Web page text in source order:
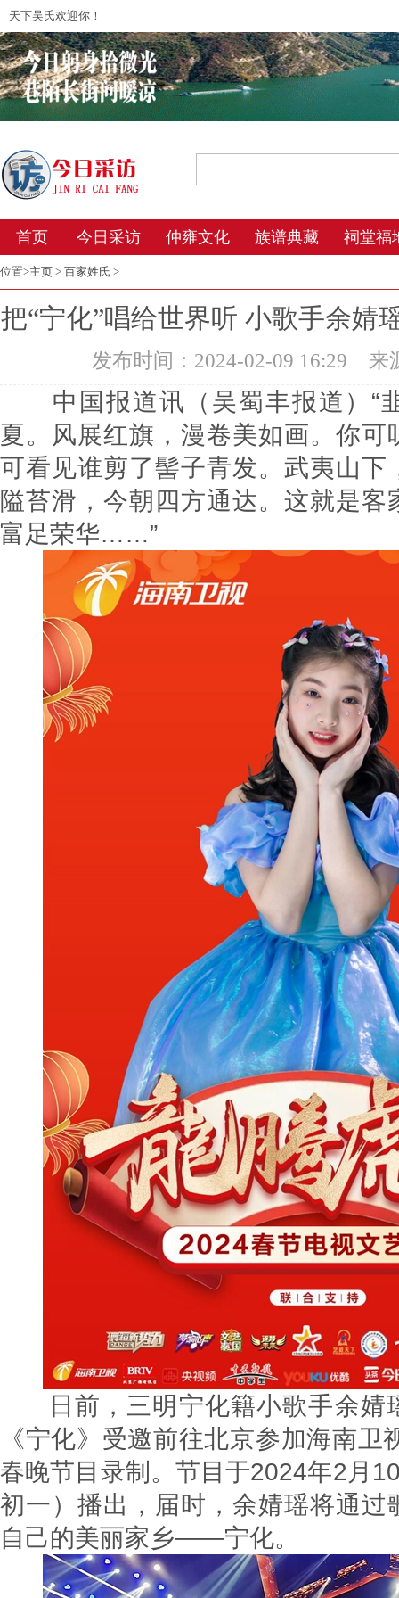
天下吴氏欢迎你！
2026年8月8日 15:13 星期六 农历丙午年(马
首页 今日采访 仲雍文化 族谱典藏 祠堂福
位置>主页 > 百家姓氏 >
把“宁化”唱给世界听 小歌手余婧
发布时间：2024-02-09 16:29 来
中国报道讯（吴蜀丰报道）“
夏。风展红旗，漫卷美如画。你可
可看见谁剪了髻子青发。武夷山下
隘苔滑，今朝四方通达。这就是客
富足荣华……”
日前，三明宁化籍小歌手余婧
《宁化》受邀前往北京参加海南卫
春晚节目录制。节目于2024年2月
初一）播出，届时，余婧瑶将通过
自己的美丽家乡——宁化。